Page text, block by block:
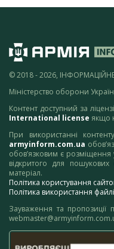
© 2018 - 2026,
Міністерство оборони
Контент доступний за
International license якщо
При використанні
armyinform.com.ua
обов’язковим є
відкритого для
матеріал.
Політика користування
Політика використання
Зауваження та пропозиції